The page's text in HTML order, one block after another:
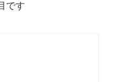
です